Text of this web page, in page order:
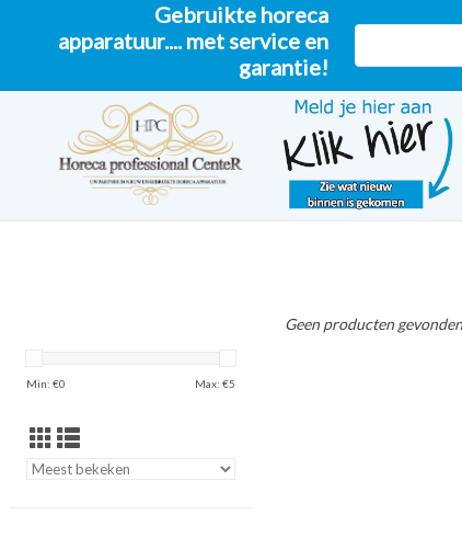
Gebruikte horeca
apparatuur.... met service en
garantie!
Min: €0 Max: €5
Geen producten